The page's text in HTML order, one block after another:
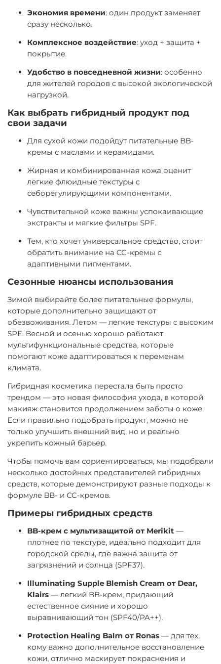
Экономия времени: один продукт заменяет
сразу несколько.
Комплексное воздействие: уход + защита +
покрытие.
Удобство в повседневной жизни: особенно
для жителей городов с высокой экологической
нагрузкой.
Как выбрать гибридный продукт под
свои задачи
Для сухой кожи подойдут питательные BB-
кремы с маслами и керамидами.
Жирная и комбинированная кожа оценит
легкие флюидные текстуры с
себорегулирующими компонентами.
Чувствительной коже важны успокаивающие
экстракты и мягкие фильтры SPF.
Тем, кто хочет универсальное средство, стоит
обратить внимание на CC-кремы с
адаптивными пигментами.
Сезонные нюансы использования
Зимой выбирайте более питательные формулы,
которые дополнительно защищают от
обезвоживания. Летом — легкие текстуры с высоким
SPF. Весной и осенью хорошо работают
мультифункциональные средства, которые
помогают коже адаптироваться к переменам
климата.
Гибридная косметика перестала быть просто
трендом — это новая философия ухода, в которой
макияж становится продолжением заботы о коже.
Если правильно подобрать продукт, можно не
только улучшить внешний вид, но и реально
укрепить кожный барьер.
Чтобы помочь вам сориентироваться, мы подобрали
несколько достойных представителей гибридных
средств, которые демонстрируют разные подходы к
формуле BB- и CC-кремов.
Примеры гибридных средств
BB-крем с мультизащитой от Merikit —
плотнее по текстуре, идеально подходит для
городской среды, где важна защита от
загрязнений и солнца (SPF37).
Illuminating Supple Blemish Cream от Dear,
Klairs — легкий BB-крем, придающий
естественное сияние и хорошо
выравнивающий тон (SPF40/PA++).
Protection Healing Balm от Ronas — для тех,
кому важно дополнительное восстановление
кожи, отлично маскирует покраснения и